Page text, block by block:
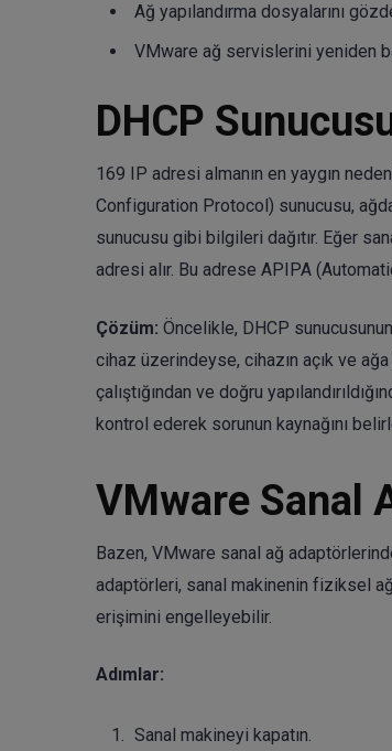
Ağ yapılandırma dosyalarını
VMware ağ servislerini yeniden
DHCP
169 IP adresi almanın en yaygın
Configuration Protocol) sunucusu,
sunucusu gibi bilgileri dağıtır. Eğer
adresi alır. Bu adrese APIPA
Çözüm: Öncelikle, DHCP
cihaz üzerindeyse, cihazın açık ve
çalıştığından ve doğru
kontrol ederek sorunun kaynağını
VMware Sanal
Bazen, VMware sanal ağ
adaptörleri, sanal makinenin fiziksel
erişimini engelleyebilir.
Adımlar:
Sanal makineyi kapatın.